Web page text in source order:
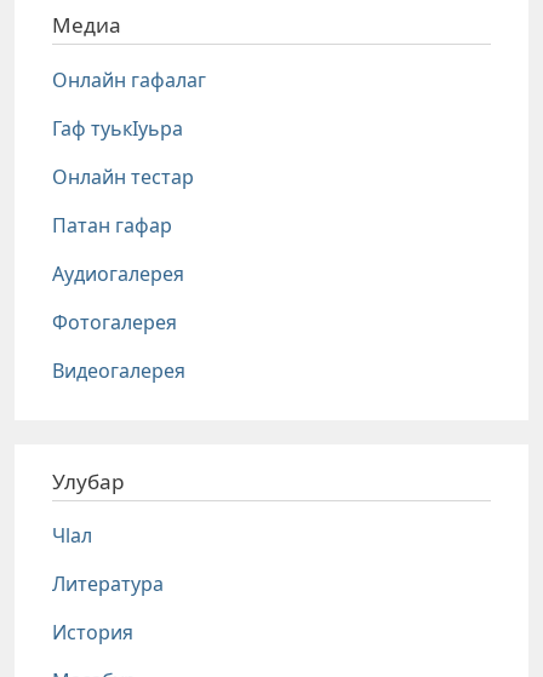
Медиа
Онлайн гафалаг
Гаф туькIуьра
Онлайн тестар
Патан гафар
Аудиогалерея
Фотогалерея
Видеогалерея
Улубар
Чlал
Литература
История